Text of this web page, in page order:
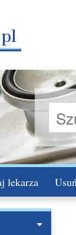
lekarza